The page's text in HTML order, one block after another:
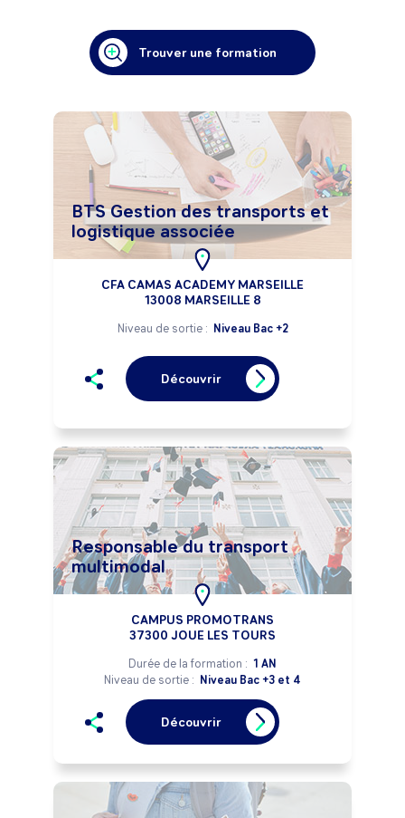
Trouver une formation
BTS Gestion des transports et
logistique associée
CFA CAMAS ACADEMY MARSEILLE
13008 MARSEILLE 8
Niveau de sortie : Niveau Bac +2
Découvrir
Responsable du transport
multimodal
CAMPUS PROMOTRANS
37300 JOUE LES TOURS
Durée de la formation : 1 AN
Niveau de sortie : Niveau Bac +3 et 4
Découvrir